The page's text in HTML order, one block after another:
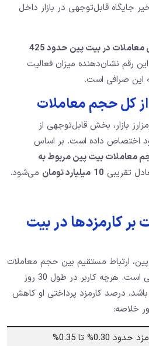
جایگاه قابل‌توجهی در بازار داخل
در بیت پین حدود425
رقم نشان‌دهنده میزان فعالیت
این صرافی است.
بازار، بخش قابل‌توجهی از
اختصاص داده است. بر اساس
معاملات بیت پین مربوط به
تقریبی 10 میلیارد تومان می‌شود.
بر کارمزدها در بیت
ارتباط مستقیم بین حجم معاملات
کاربران و کارمزد دریافتی صرافی است. هرچه کاربر در طول 30 روز
درصد کارمزد پرداختی او کاهش
خلاصه:
حدود 0.30% تا 0.35%